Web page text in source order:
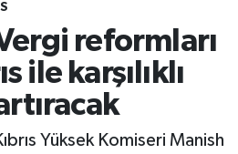
reformları
ile karşılıklı
Yüksek Komiseri Manish